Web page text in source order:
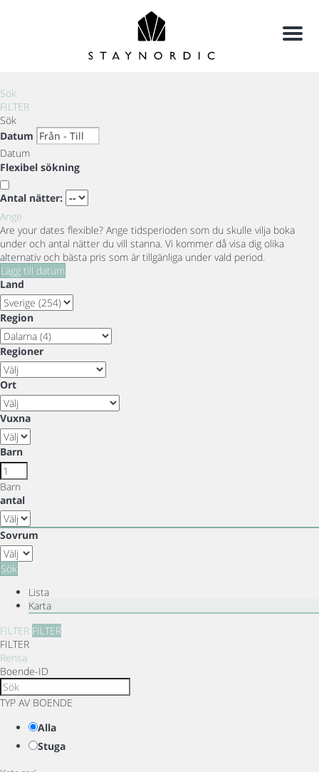
Meny
Sök
FILTER
Sök
Datum
Datum
Flexibel sökning
Antal nätter:
Ange
Are your dates flexible? Ange tidsperioden som du skulle vilja boka
under och antal nätter du vill stanna. Vi kommer då visa dig olika
alternativ och bästa pris som är tillgänliga under vald period.
Lägg till datum
Land
Region
Regioner
Ort
Vuxna
Barn
Barn
antal
Sovrum
Sök
Lista
Karta
FILTER FILTER
FILTER
Rensa
Boende-ID
TYP AV BOENDE
Alla
Stuga